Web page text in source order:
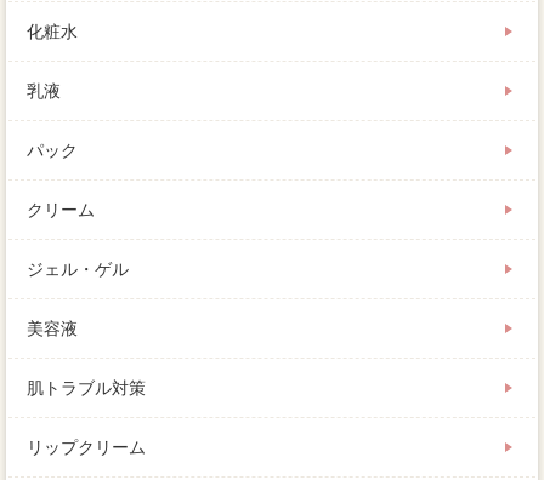
化粧水
乳液
パック
クリーム
ジェル・ゲル
美容液
肌トラブル対策
リップクリーム